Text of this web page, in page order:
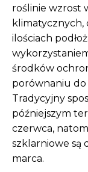
roślinie wzrost
klimatycznych,
ilościach
środków
porównaniu
Tradycyjny
późniejszym
czerwca,
szklarniowe są
marca.